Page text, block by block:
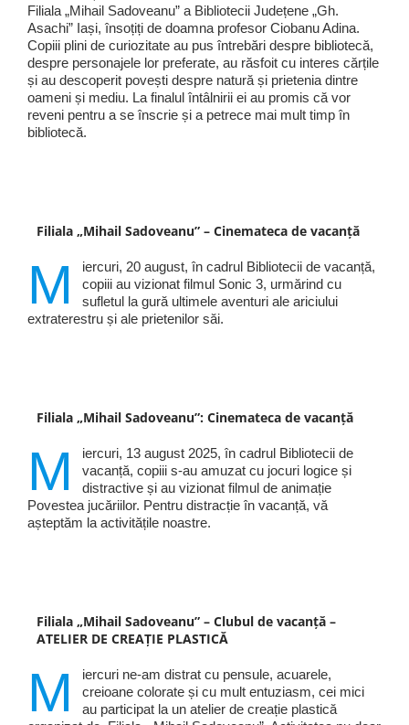
Filiala „Mihail Sadoveanu” a Bibliotecii Județene „Gh.
Asachi” Iași, însoțiți de doamna profesor Ciobanu Adina.
Copiii plini de curiozitate au pus întrebări despre bibliotecă,
despre personajele lor preferate, au răsfoit cu interes cărțile
și au descoperit povești despre natură și prietenia dintre
oameni și mediu. La finalul întâlnirii ei au promis că vor
reveni pentru a se înscrie și a petrece mai mult timp în
bibliotecă.
Filiala „Mihail Sadoveanu” – Cinemateca de vacanță
M
iercuri, 20 august, în cadrul Bibliotecii de vacanță,
copiii au vizionat filmul Sonic 3, urmărind cu
sufletul la gură ultimele aventuri ale ariciului
extraterestru și ale prietenilor săi.
Filiala „Mihail Sadoveanu”: Cinemateca de vacanță
M
iercuri, 13 august 2025, în cadrul Bibliotecii de
vacanță, copiii s-au amuzat cu jocuri logice și
distractive și au vizionat filmul de animație
Povestea jucăriilor. Pentru distracție în vacanță, vă
așteptăm la activitățile noastre.
Filiala „Mihail Sadoveanu” – Clubul de vacanță –
ATELIER DE CREAȚIE PLASTICĂ
M
iercuri ne-am distrat cu pensule, acuarele,
creioane colorate și cu mult entuziasm, cei mici
au participat la un atelier de creație plastică